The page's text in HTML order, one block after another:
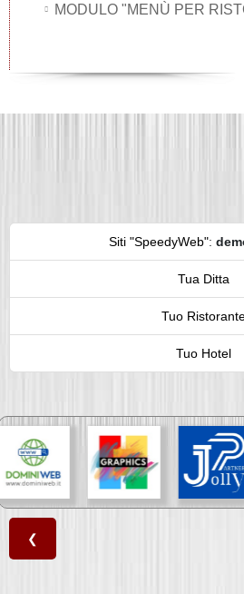
MODULO "MENÙ PER
Siti "SpeedyWeb":
Tua Ditta
Tuo
Tuo Hotel
❮